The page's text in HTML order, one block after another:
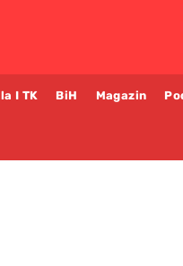
I TK BiH Magazin